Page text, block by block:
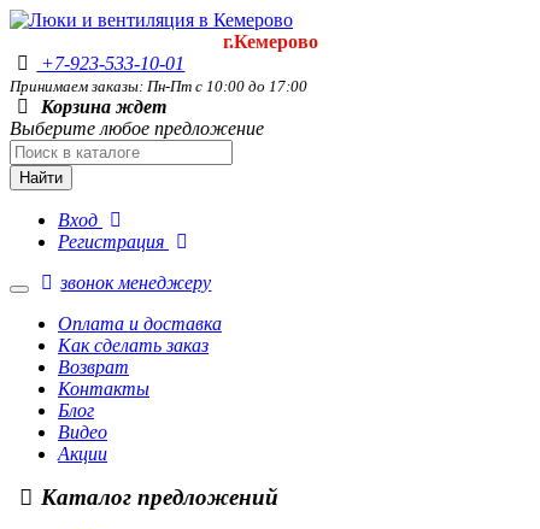
г.Кемерово
+7-923-533-10-01
Принимаем заказы: Пн-Пт с 10:00 до 17:00
Корзина ждет
Выберите любое предложение
Найти
Вход
Регистрация
звонок менеджеру
Оплата и доставка
Как сделать заказ
Возврат
Контакты
Блог
Видео
Акции
Каталог предложений